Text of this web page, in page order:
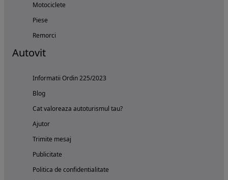
Motociclete
Piese
Remorci
Autovit
Informatii Ordin 225/2023
Blog
Cat valoreaza autoturismul tau?
Ajutor
Trimite mesaj
Publicitate
Politica de confidentialitate